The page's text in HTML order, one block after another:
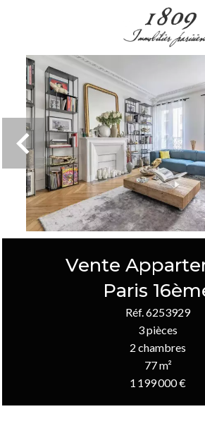
Vente
Paris
Réf. 6253929
3 pièces
2 chambres
77 m²
1 199 000 €